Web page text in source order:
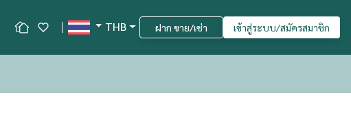
THB ฝาก ขาย/เช่า เข้าสู่ระบบ/สมัครสมาชิก